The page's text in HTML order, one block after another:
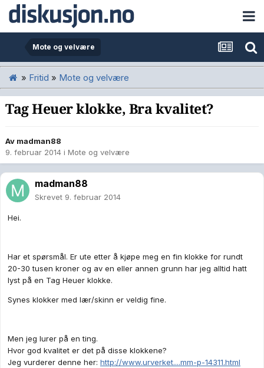
Mote og velvære
» Fritid » Mote og velvære
Tag Heuer klokke, Bra kvalitet?
Av madman88
9. februar 2014 i Mote og velvære
madman88
Skrevet 9. februar 2014
Hei.
Har et spørsmål. Er ute etter å kjøpe meg en fin klokke for rundt
20-30 tusen kroner og av en eller annen grunn har jeg alltid hatt
lyst på en Tag Heuer klokke.
Synes klokker med lær/skinn er veldig fine.
Men jeg lurer på en ting.
Hvor god kvalitet er det på disse klokkene?
Jeg vurderer denne her: http://www.urverket....mm-p-14311.html